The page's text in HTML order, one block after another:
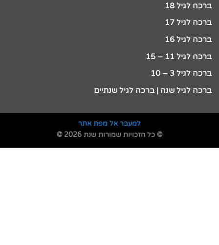
ברכה לגיל 18
ברכה לגיל 17
ברכה לגיל 16
ברכה לגיל 11 – 15
ברכה לגיל 3 – 10
ברכה לגיל שנה | ברכה לגיל שנתיים
למעבר אל מפת אתר
© כל הזכויות שמורות שנת 2026 ©